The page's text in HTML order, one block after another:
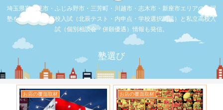
埼玉県富士見市・ふじみ野市・三芳町・川越市・志木市・新座市エリアの学習
塾を比較。公立高校入試（北辰テスト・内申点・学校選択問題）と私立高校入
試（個別相談会・併願優遇）情報も発信。
塾選び
お店の覆面取材 お店の覆面取材